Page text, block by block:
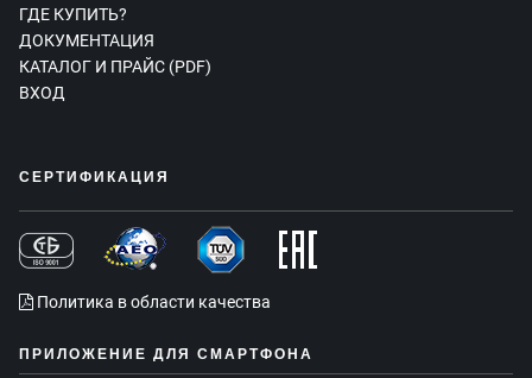
ГДЕ КУПИТЬ?
ДОКУМЕНТАЦИЯ
КАТАЛОГ И ПРАЙС (PDF)
ВХОД
СЕРТИФИКАЦИЯ
Политика в области качества
ПРИЛОЖЕНИЕ ДЛЯ СМАРТФОНА